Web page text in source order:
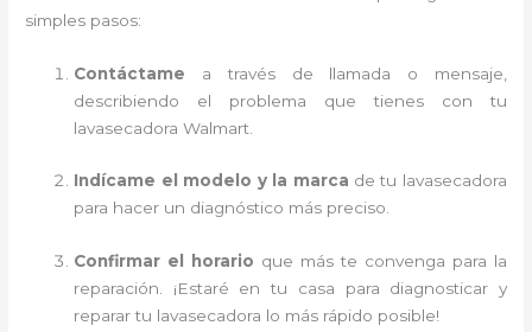
simples pasos:
Contáctame a través de llamada o mensaje,
describiendo el problema que tienes con tu
lavasecadora Walmart.
Indícame el modelo y la marca de tu lavasecadora
para hacer un diagnóstico más preciso.
Confirmar el horario que más te convenga para la
reparación. ¡Estaré en tu casa para diagnosticar y
reparar tu lavasecadora lo más rápido posible!